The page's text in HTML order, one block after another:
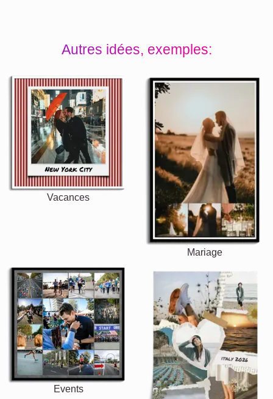
Autres idées, exemples:
Vacances
Mariage
Events